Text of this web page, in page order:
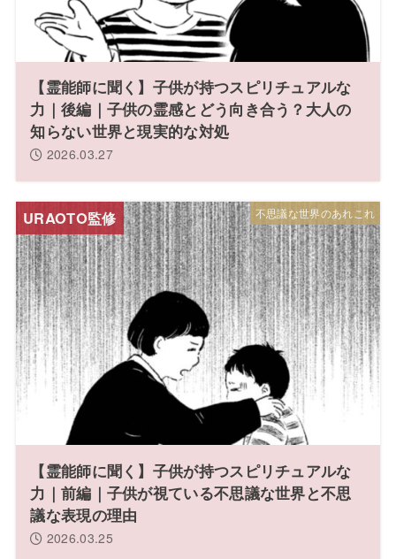
【霊能師に聞く】子供が持つスピリチュアルな
力｜後編｜子供の霊感とどう向き合う？大人の
知らない世界と現実的な対処
2026.03.27
不思議な世界のあれこれ
【霊能師に聞く】子供が持つスピリチュアルな
力｜前編｜子供が視ている不思議な世界と不思
議な表現の理由
2026.03.25